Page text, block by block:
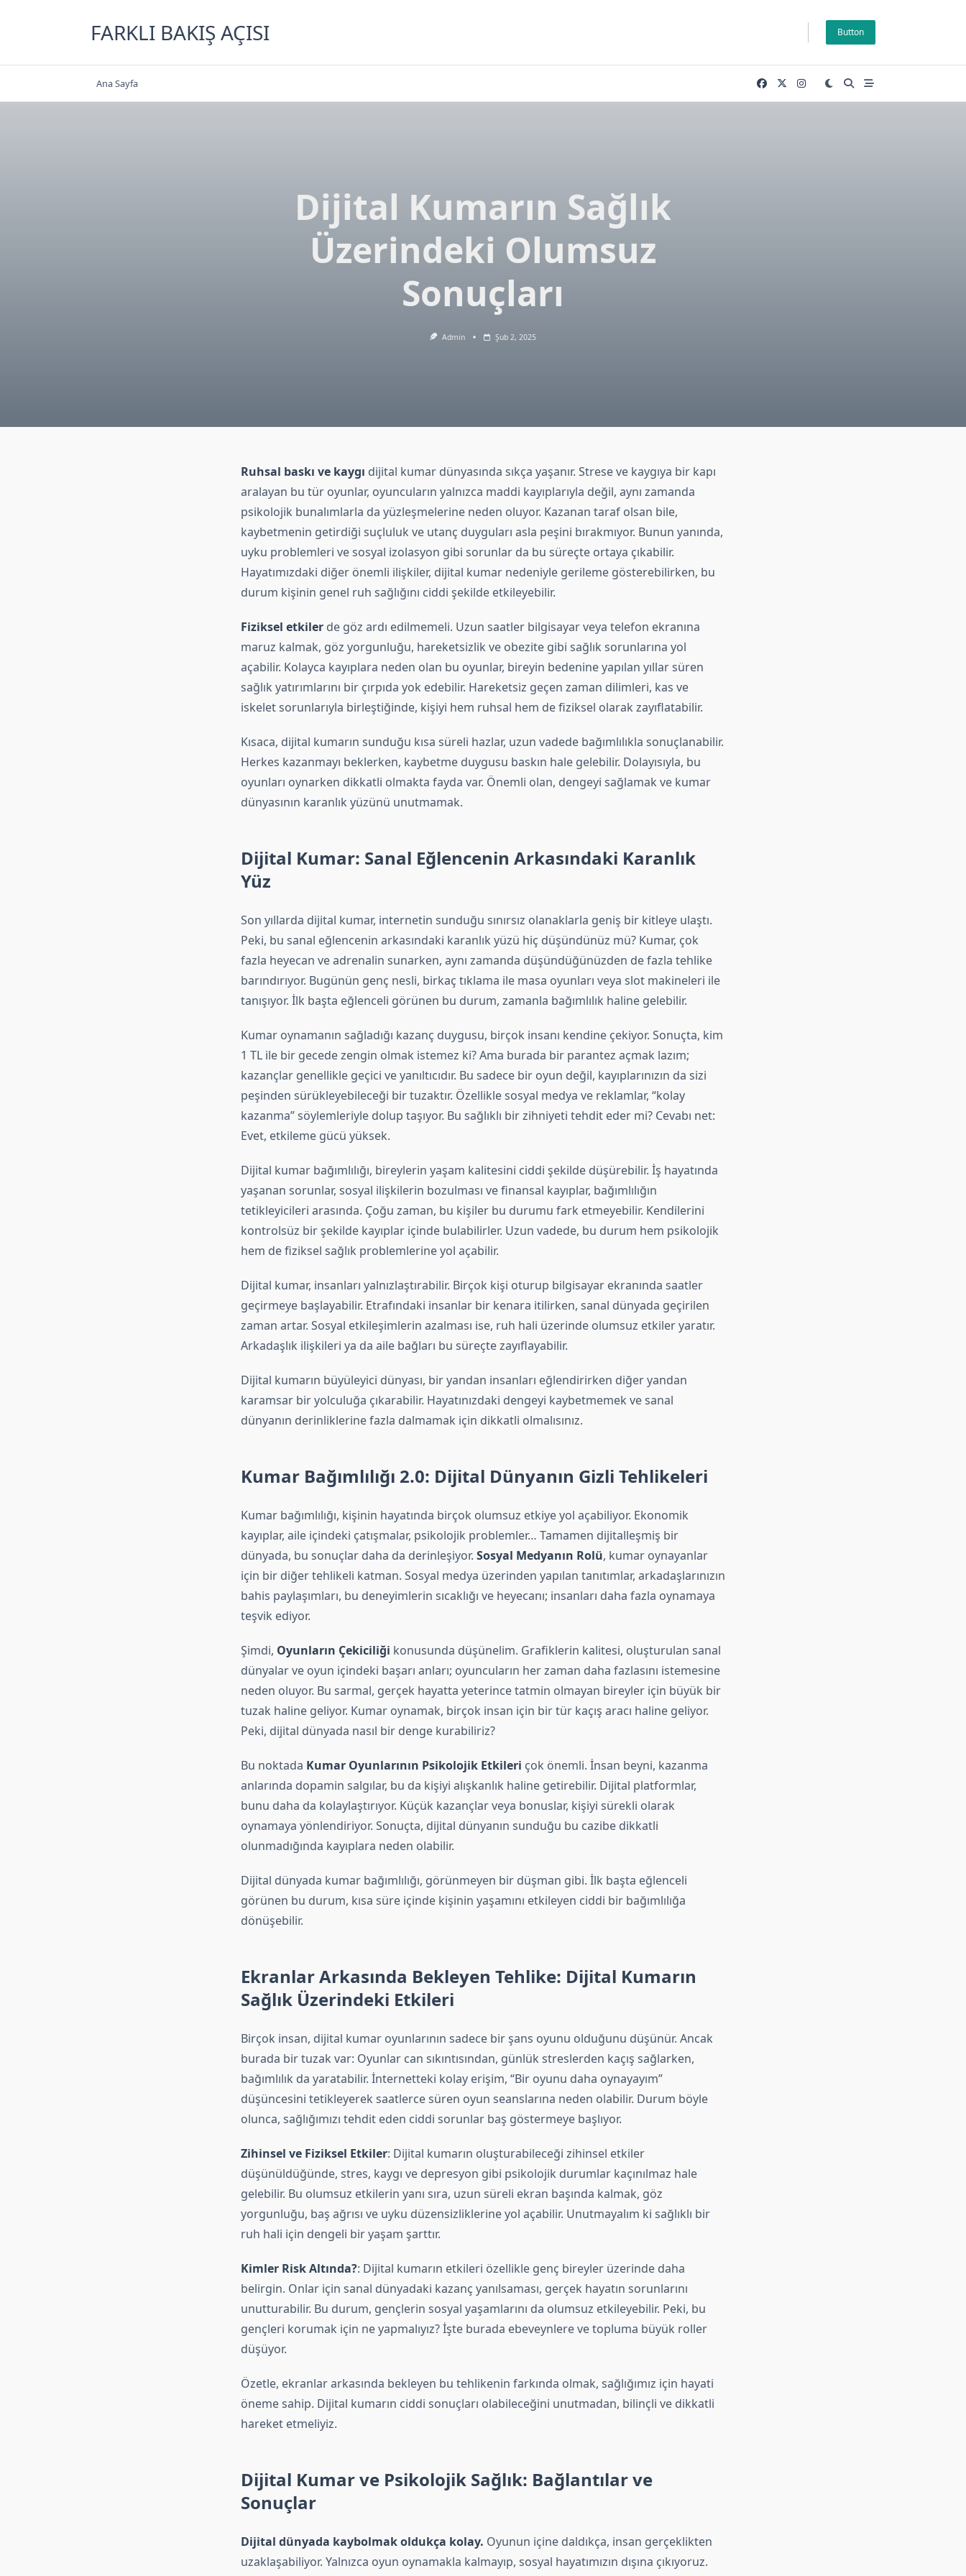
FARKLI BAKIŞ AÇISI Button
Ana Sayfa
Dijital Kumarın Sağlık
Üzerindeki Olumsuz
Sonuçları
Admin Şub 2, 2025
Ruhsal baskı ve kaygı dijital kumar dünyasında sıkça yaşanır. Strese ve kaygıya bir kapı
aralayan bu tür oyunlar, oyuncuların yalnızca maddi kayıplarıyla değil, aynı zamanda
psikolojik bunalımlarla da yüzleşmelerine neden oluyor. Kazanan taraf olsan bile,
kaybetmenin getirdiği suçluluk ve utanç duyguları asla peşini bırakmıyor. Bunun yanında,
uyku problemleri ve sosyal izolasyon gibi sorunlar da bu süreçte ortaya çıkabilir.
Hayatımızdaki diğer önemli ilişkiler, dijital kumar nedeniyle gerileme gösterebilirken, bu
durum kişinin genel ruh sağlığını ciddi şekilde etkileyebilir.
Fiziksel etkilerde göz ardı edilmemeli. Uzun saatler bilgisayar veya telefon ekranına
maruz kalmak, göz yorgunluğu, hareketsizlik ve obezite gibi sağlık sorunlarına yol
açabilir. Kolayca kayıplara neden olan bu oyunlar, bireyin bedenine yapılan yıllar süren
sağlık yatırımlarını bir çırpıda yok edebilir. Hareketsiz geçen zaman dilimleri, kas ve
iskelet sorunlarıyla birleştiğinde, kişiyi hem ruhsal hem de fiziksel olarak zayıflatabilir.
Kısaca, dijital kumarın sunduğu kısa süreli hazlar, uzun vadede bağımlılıkla sonuçlanabilir.
Herkes kazanmayı beklerken, kaybetme duygusu baskın hale gelebilir. Dolayısıyla, bu
oyunları oynarken dikkatli olmakta fayda var. Önemli olan, dengeyi sağlamak ve kumar
dünyasının karanlık yüzünü unutmamak.
Dijital Kumar: Sanal Eğlencenin Arkasındaki Karanlık
Yüz
Son yıllarda dijital kumar, internetin sunduğu sınırsız olanaklarla geniş bir kitleye ulaştı.
Peki, bu sanal eğlencenin arkasındaki karanlık yüzü hiç düşündünüz mü? Kumar, çok
fazla heyecan ve adrenalin sunarken, aynı zamanda düşündüğünüzden de fazla tehlike
barındırıyor. Bugünün genç nesli, birkaç tıklama ile masa oyunları veya slot makineleri ile
tanışıyor. İlk başta eğlenceli görünen bu durum, zamanla bağımlılık haline gelebilir.
Kumar oynamanın sağladığı kazanç duygusu, birçok insanı kendine çekiyor. Sonuçta, kim
1 TL ile bir gecede zengin olmak istemez ki? Ama burada bir parantez açmak lazım;
kazançlar genellikle geçici ve yanıltıcıdır. Bu sadece bir oyun değil, kayıplarınızın da sizi
peşinden sürükleyebileceği bir tuzaktır. Özellikle sosyal medya ve reklamlar, “kolay
kazanma” söylemleriyle dolup taşıyor. Bu sağlıklı bir zihniyeti tehdit eder mi? Cevabı net:
Evet, etkileme gücü yüksek.
Dijital kumar bağımlılığı, bireylerin yaşam kalitesini ciddi şekilde düşürebilir. İş hayatında
yaşanan sorunlar, sosyal ilişkilerin bozulması ve finansal kayıplar, bağımlılığın
tetikleyicileri arasında. Çoğu zaman, bu kişiler bu durumu fark etmeyebilir. Kendilerini
kontrolsüz bir şekilde kayıplar içinde bulabilirler. Uzun vadede, bu durum hem psikolojik
hem de fiziksel sağlık problemlerine yol açabilir.
Dijital kumar, insanları yalnızlaştırabilir. Birçok kişi oturup bilgisayar ekranında saatler
geçirmeye başlayabilir. Etrafındaki insanlar bir kenara itilirken, sanal dünyada geçirilen
zaman artar. Sosyal etkileşimlerin azalması ise, ruh hali üzerinde olumsuz etkiler yaratır.
Arkadaşlık ilişkileri ya da aile bağları bu süreçte zayıflayabilir.
Dijital kumarın büyüleyici dünyası, bir yandan insanları eğlendirirken diğer yandan
karamsar bir yolculuğa çıkarabilir. Hayatınızdaki dengeyi kaybetmemek ve sanal
dünyanın derinliklerine fazla dalmamak için dikkatli olmalısınız.
Kumar Bağımlılığı 2.0: Dijital Dünyanın Gizli Tehlikeleri
Kumar bağımlılığı, kişinin hayatında birçok olumsuz etkiye yol açabiliyor. Ekonomik
kayıplar, aile içindeki çatışmalar, psikolojik problemler… Tamamen dijitalleşmiş bir
dünyada, bu sonuçlar daha da derinleşiyor. Sosyal Medyanın Rolü, kumar oynayanlar
için bir diğer tehlikeli katman. Sosyal medya üzerinden yapılan tanıtımlar, arkadaşlarınızın
bahis paylaşımları, bu deneyimlerin sıcaklığı ve heyecanı; insanları daha fazla oynamaya
teşvik ediyor.
Şimdi, Oyunların Çekiciliği konusunda düşünelim. Grafiklerin kalitesi, oluşturulan sanal
dünyalar ve oyun içindeki başarı anları; oyuncuların her zaman daha fazlasını istemesine
neden oluyor. Bu sarmal, gerçek hayatta yeterince tatmin olmayan bireyler için büyük bir
tuzak haline geliyor. Kumar oynamak, birçok insan için bir tür kaçış aracı haline geliyor.
Peki, dijital dünyada nasıl bir denge kurabiliriz?
Bu noktada Kumar Oyunlarının Psikolojik Etkileri çok önemli. İnsan beyni, kazanma
anlarında dopamin salgılar, bu da kişiyi alışkanlık haline getirebilir. Dijital platformlar,
bunu daha da kolaylaştırıyor. Küçük kazançlar veya bonuslar, kişiyi sürekli olarak
oynamaya yönlendiriyor. Sonuçta, dijital dünyanın sunduğu bu cazibe dikkatli
olunmadığında kayıplara neden olabilir.
Dijital dünyada kumar bağımlılığı, görünmeyen bir düşman gibi. İlk başta eğlenceli
görünen bu durum, kısa süre içinde kişinin yaşamını etkileyen ciddi bir bağımlılığa
dönüşebilir.
Ekranlar Arkasında Bekleyen Tehlike: Dijital Kumarın
Sağlık Üzerindeki Etkileri
Birçok insan, dijital kumar oyunlarının sadece bir şans oyunu olduğunu düşünür. Ancak
burada bir tuzak var: Oyunlar can sıkıntısından, günlük streslerden kaçış sağlarken,
bağımlılık da yaratabilir. İnternetteki kolay erişim, “Bir oyunu daha oynayayım”
düşüncesini tetikleyerek saatlerce süren oyun seanslarına neden olabilir. Durum böyle
olunca, sağlığımızı tehdit eden ciddi sorunlar baş göstermeye başlıyor.
Zihinsel ve Fiziksel Etkiler: Dijital kumarın oluşturabileceği zihinsel etkiler
düşünüldüğünde, stres, kaygı ve depresyon gibi psikolojik durumlar kaçınılmaz hale
gelebilir. Bu olumsuz etkilerin yanı sıra, uzun süreli ekran başında kalmak, göz
yorgunluğu, baş ağrısı ve uyku düzensizliklerine yol açabilir. Unutmayalım ki sağlıklı bir
ruh hali için dengeli bir yaşam şarttır.
Kimler Risk Altında?: Dijital kumarın etkileri özellikle genç bireyler üzerinde daha
belirgin. Onlar için sanal dünyadaki kazanç yanılsaması, gerçek hayatın sorunlarını
unutturabilir. Bu durum, gençlerin sosyal yaşamlarını da olumsuz etkileyebilir. Peki, bu
gençleri korumak için ne yapmalıyız? İşte burada ebeveynlere ve topluma büyük roller
düşüyor.
Özetle, ekranlar arkasında bekleyen bu tehlikenin farkında olmak, sağlığımız için hayati
öneme sahip. Dijital kumarın ciddi sonuçları olabileceğini unutmadan, bilinçli ve dikkatli
hareket etmeliyiz.
Dijital Kumar ve Psikolojik Sağlık: Bağlantılar ve
Sonuçlar
Dijital dünyada kaybolmak oldukça kolay. Oyunun içine daldıkça, insan gerçeklikten
uzaklaşabiliyor. Yalnızca oyun oynamakla kalmayıp, sosyal hayatımızın dışına çıkıyoruz.